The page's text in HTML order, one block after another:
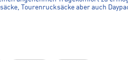
Tourenrucksäcke aber auch